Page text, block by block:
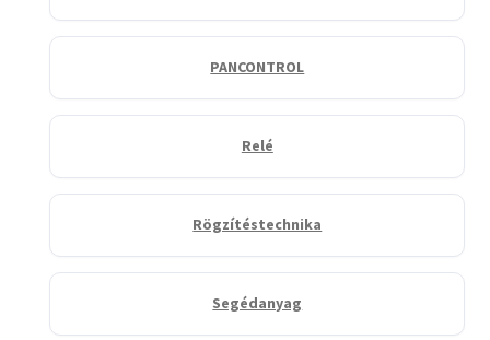
PANCONTROL
Relé
Rögzítéstechnika
Segédanyag